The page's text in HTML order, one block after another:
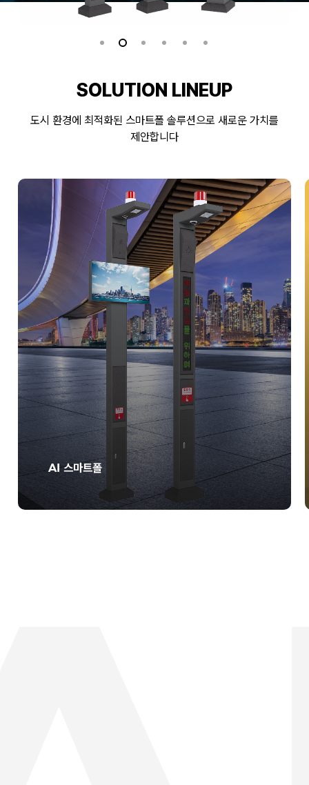
SOLUTION LINEUP
도시 환경에 최적화된 스마트폴 솔루션으로 새로운 가치를
제안합니다
AI 스마트폴